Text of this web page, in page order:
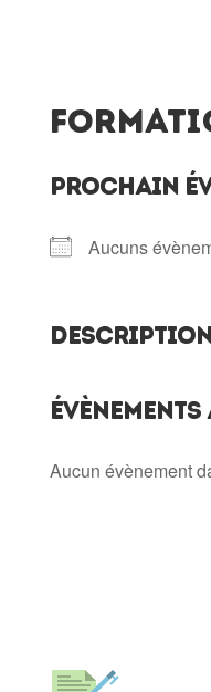
PROCHAIN
Aucuns
DESCRIPTION
Aucun évènement